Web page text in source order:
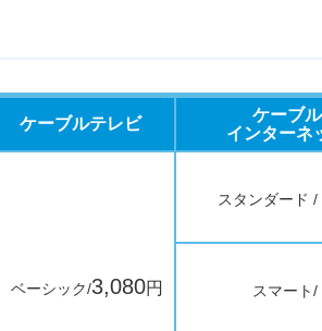
ケーブルテレビ
ケーブル
インターネ
ベーシック/3,080円
スタンダード /
スマート/